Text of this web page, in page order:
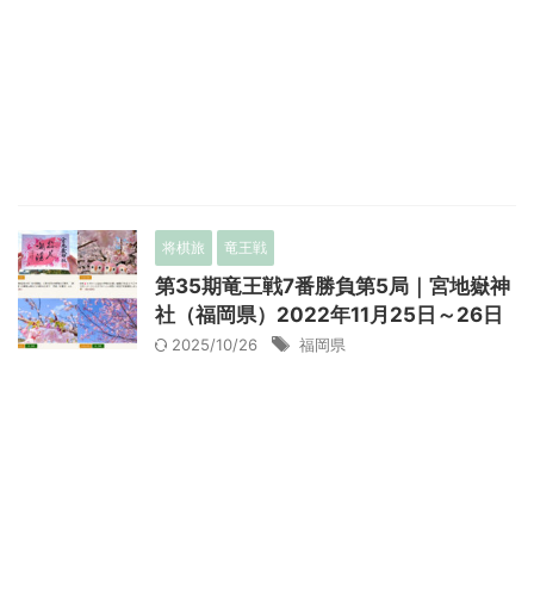
将棋旅 竜王戦
第35期竜王戦7番勝負第5局｜宮地嶽神
社（福岡県）2022年11月25日～26日
2025/10/26 福岡県